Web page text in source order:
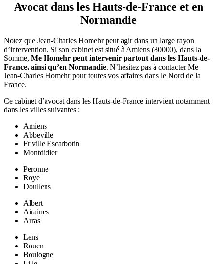
Avocat dans les Hauts-de-France et en
Normandie
Notez que Jean-Charles Homehr peut agir dans un large rayon
d’intervention. Si son cabinet est situé à Amiens (80000), dans la
Somme, Me Homehr peut intervenir partout dans les Hauts-de-
France, ainsi qu’en Normandie. N’hésitez pas à contacter Me
Jean-Charles Homehr pour toutes vos affaires dans le Nord de la
France.
Ce cabinet d’avocat dans les Hauts-de-France intervient notamment
dans les villes suivantes :
Amiens
Abbeville
Friville Escarbotin
Montdidier
Peronne
Roye
Doullens
Albert
Airaines
Arras
Lens
Rouen
Boulogne